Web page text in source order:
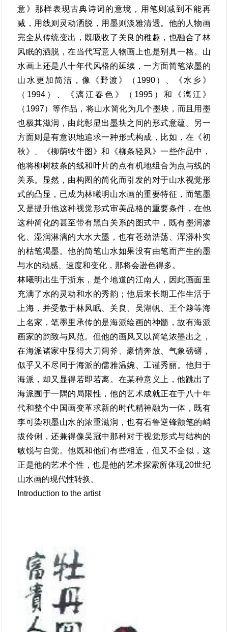
意》那样表现古典诗词的意境，用笔则减到不能再
减，用线则灵动洒脱，用墨则淡雅清透。他的人物画
完全从传统变出，既吸收了关良的稚趣，也融合了林
风眠的洒脱，在当代写意人物画上也是别具一格。山
水画上还是八十年代风格的延续，一方面简笔浓墨的
山水更加简洁，像《野渡》（1990）、《水乡》
（1994）、《漓江春色》（1995）和《漓江》
（1997）等作品，将山水简化为几个墨块，而且用墨
也极其滋润，由此彰显出墨块之间的形式意蕴。另一
方面则是有意识地追求一种形式构成，比如，在《初
秋》、《柳荫牧牛图》和《柳条轻风》一些作品中，
他将柳树枝条的线和叶片的点有机地组合为点与线的
关系。显然，由构图的简化而引发的对于山水视觉形
式的凸显，已成为林曦明山水画的重要特征，而笔墨
又是提升他这种视觉形式审美品格的重要条件，在他
这种简化的甚至带有黑白关系的图式中，既有墨润渗
化、湿润淋漓的大水大墨，也有苍劲浩荡、浑漭朴实
的枯笔渴墨。他的简笔山水如果没有由笔而产生的墨
与水的动感、速度和变化，那将会逊色得多。
林曦明出生于浙东，是个地道的江南人，因此画面里
充满了水的灵动和水的秀韵；他后来长期工作生活于
上海，并受教于林风眠、关良、吴湖帆、王个簃等海
上名家，笔墨里承传的是海派绘画的神髓，故有海派
画家的韵致与风范。但他的画风又以简笔浓墨出之，
在海派诸家中显得大刀阔斧、豪情奔放、气象磅礴，
似乎又不尽同于海派的儒雅温婉、工谨秀丽。他归于
海派，却又显得若即若离。在某种意义上，他跳出了
海派囿于一隅的局限性，他的艺术成就正在于八十年
代和整个中国画变革求新的时代精神融为一体，既有
李可染积墨山水的浓重滋润，也有石鲁逆锋颤笔的峭
拔伶俐，还兼得像吴冠中那种对于视觉形式与结构的
敏锐与自觉。他既和他们有些相近，但又不全似，这
正是他的艺术个性，也是他的艺术探索所体现20世纪
山水画的现代性转换。
Introduction to the artist